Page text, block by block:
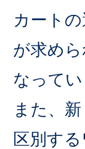
カート
が求め
なってい
また、
区別す